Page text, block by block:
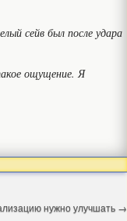
сейв был после удара
ощущение. Я
нужно улучшать →